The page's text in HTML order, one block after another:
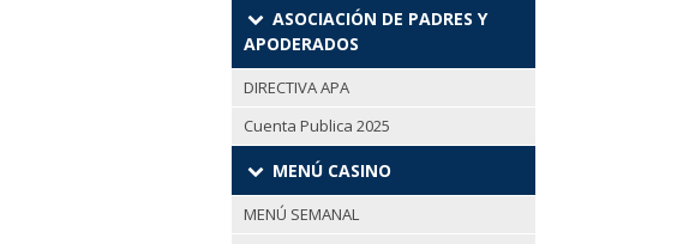
ASOCIACIÓN DE PADRES Y
APODERADOS
DIRECTIVA APA
Cuenta Publica 2025
MENÚ CASINO
MENÚ SEMANAL